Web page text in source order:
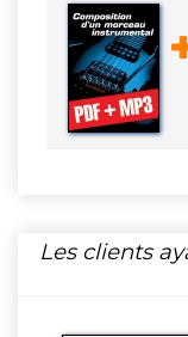
Les clients